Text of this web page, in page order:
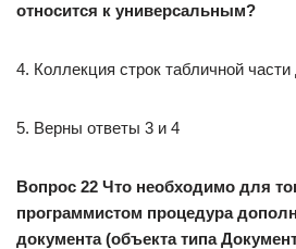
относится к универсальным?
4. Коллекция строк табличной
5. Верны ответы 3 и 4
Вопрос 22 Что необходимо для
программистом процедура
документа (объекта типа